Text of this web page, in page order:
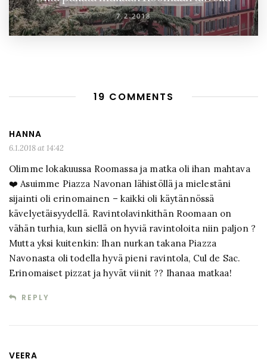
7.2.2018
19 COMMENTS
HANNA
6.1.2018 at 14:42
Olimme lokakuussa Roomassa ja matka oli ihan mahtava
❤️ Asuimme Piazza Navonan lähistöllä ja mielestäni
sijainti oli erinomainen – kaikki oli käytännössä
kävelyetäisyydellä. Ravintolavinkithän Roomaan on
vähän turhia, kun siellä on hyviä ravintoloita niin paljon ?
Mutta yksi kuitenkin: Ihan nurkan takana Piazza
Navonasta oli todella hyvä pieni ravintola, Cul de Sac.
Erinomaiset pizzat ja hyvät viinit ?? Ihanaa matkaa!
REPLY
VEERA